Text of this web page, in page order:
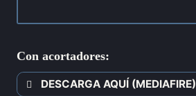
Con acortadores:
DESCARGA AQUÍ (MEDIAFIRE)